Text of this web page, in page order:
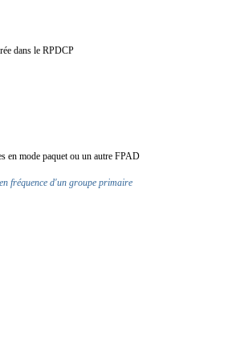
dans le RPDCP
en mode paquet ou un autre FPAD
fréquence d'un groupe primaire